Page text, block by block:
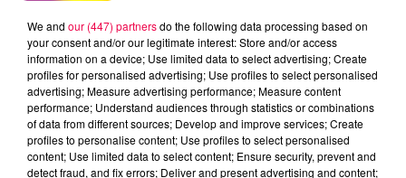
We and our (447) partnersdo the following data processing based on
your consent and/or our legitimate interest: Store and/or access
information on a device; Use limited data to select advertising; Create
profiles for personalised advertising; Use profiles to select personalised
advertising; Measure advertising performance; Measure content
performance; Understand audiences through statistics or combinations
of data from different sources; Develop and improve services; Create
profiles to personalise content; Use profiles to select personalised
content; Use limited data to select content; Ensure security, prevent and
detect fraud, and fix errors; Deliver and present advertising and content;